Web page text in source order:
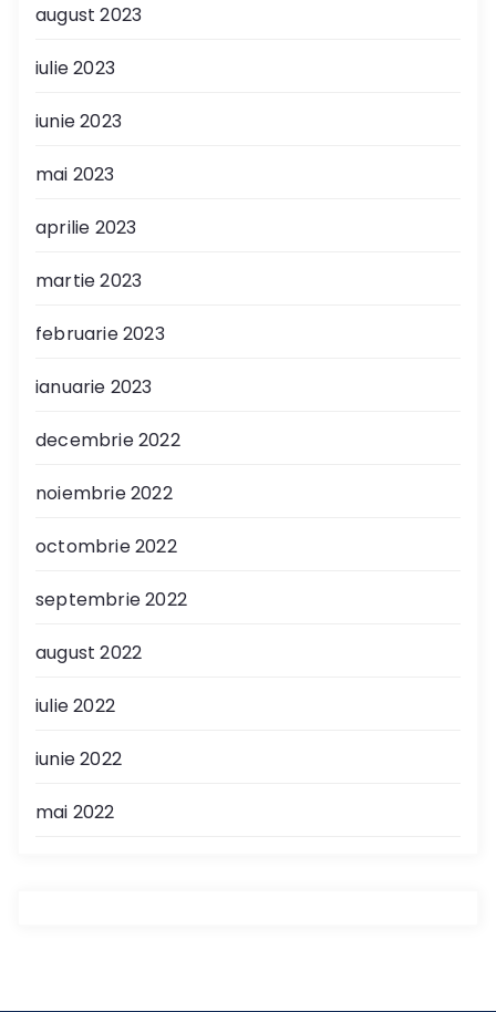
august 2023
iulie 2023
iunie 2023
mai 2023
aprilie 2023
martie 2023
februarie 2023
ianuarie 2023
decembrie 2022
noiembrie 2022
octombrie 2022
septembrie 2022
august 2022
iulie 2022
iunie 2022
mai 2022